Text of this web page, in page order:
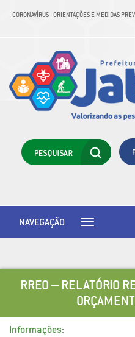
CORONAVÍRUS - ORIENTAÇÕES E MEDIDAS
Toggle
NAVEGAÇÃO
RREO – RELATÓRIO
Informações: